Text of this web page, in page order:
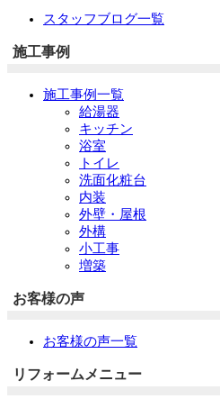
スタッフブログ一覧
施工事例
施工事例一覧
給湯器
キッチン
浴室
トイレ
洗面化粧台
内装
外壁・屋根
外構
小工事
増築
お客様の声
お客様の声一覧
リフォームメニュー